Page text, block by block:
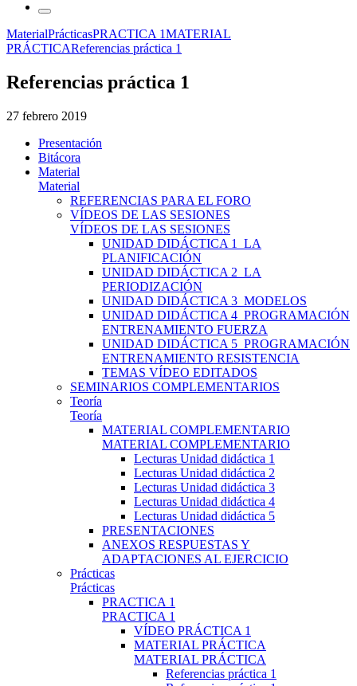
MaterialPrácticasPRACTICA 1MATERIAL
PRÁCTICAReferencias práctica 1
Referencias práctica 1
27 febrero 2019
Presentación
Bitácora
Material
Material
REFERENCIAS PARA EL FORO
VÍDEOS DE LAS SESIONES
VÍDEOS DE LAS SESIONES
UNIDAD DIDÁCTICA 1_LA
PLANIFICACIÓN
UNIDAD DIDÁCTICA 2_LA
PERIODIZACIÓN
UNIDAD DIDÁCTICA 3_MODELOS
UNIDAD DIDÁCTICA 4_PROGRAMACIÓN
ENTRENAMIENTO FUERZA
UNIDAD DIDÁCTICA 5_PROGRAMACIÓN
ENTRENAMIENTO RESISTENCIA
TEMAS VÍDEO EDITADOS
SEMINARIOS COMPLEMENTARIOS
Teoría
Teoría
MATERIAL COMPLEMENTARIO
MATERIAL COMPLEMENTARIO
Lecturas Unidad didáctica 1
Lecturas Unidad didáctica 2
Lecturas Unidad didáctica 3
Lecturas Unidad didáctica 4
Lecturas Unidad didáctica 5
PRESENTACIONES
ANEXOS RESPUESTAS Y
ADAPTACIONES AL EJERCICIO
Prácticas
Prácticas
PRACTICA 1
PRACTICA 1
VÍDEO PRÁCTICA 1
MATERIAL PRÁCTICA
MATERIAL PRÁCTICA
Referencias práctica 1